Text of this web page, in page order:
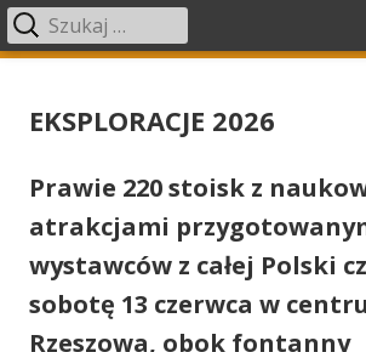
Menu
Szukaj:
EKSPLORACJE 2026
Prawie 220 stoisk z
atrakcjami
wystawców z całej Polski
sobotę 13 czerwca w
Rzeszowa, obok fontanny